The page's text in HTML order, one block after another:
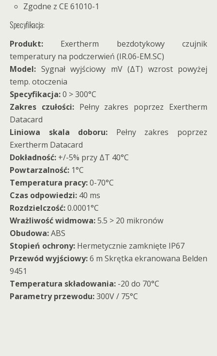
Zgodne z CE 61010-1
Specyfikacja:
Produkt: Exertherm bezdotykowy czujnik
temperatury na podczerwień (IR.06-EM.SC)
Model: Sygnał wyjściowy mV (ΔT) wzrost powyżej
temp. otoczenia
Specyfikacja:0 > 300°C
Zakres czułości:Pełny zakres poprzez Exertherm
Datacard
Liniowa skala doboru: Pełny zakres poprzez
Exertherm Datacard
Dokładność: +/-5% przy ΔT 40°C
Powtarzalność: 1°C
Temperatura pracy:0-70°C
Czas odpowiedzi: 40 ms
Rozdzielczość:0.0001°C
Wrażliwość widmowa:5.5 > 20 mikronów
Obudowa:ABS
Stopień ochrony: Hermetycznie zamknięte IP67
Przewód wyjściowy:6 m Skrętka ekranowana Belden
9451
Temperatura składowania: -20 do 70°C
Parametry przewodu:300V / 75°C